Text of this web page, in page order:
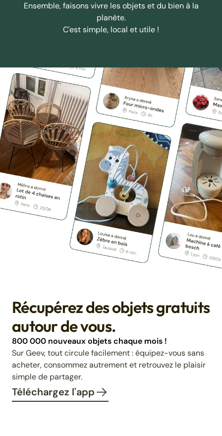
Ensemble, faisons vivre les objets et du bien à la
planète.
C'est simple, local et utile !
Récupérez des objets gratuits
autour de vous.
800 000 nouveaux objets chaque mois !
Sur Geev, tout circule facilement : équipez-vous sans
acheter, consommez autrement et retrouvez le plaisir
simple de partager.
Téléchargez l'app